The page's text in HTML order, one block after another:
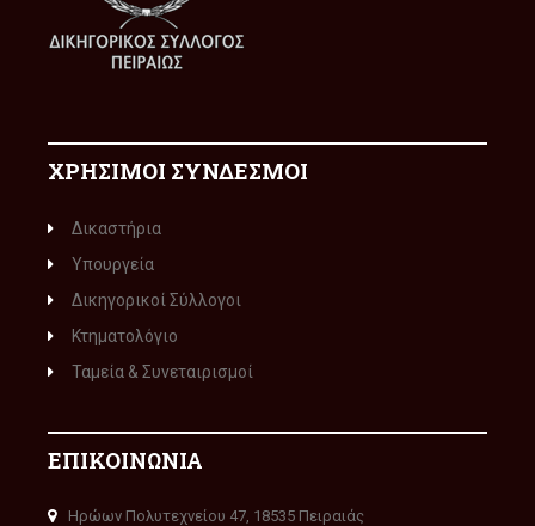
ΧΡΗΣΙΜΟΙ ΣΥΝΔΕΣΜΟΙ
Δικαστήρια
Υπουργεία
Δικηγορικοί Σύλλογοι
Κτηματολόγιο
Ταμεία & Συνεταιρισμοί
ΕΠΙΚΟΙΝΩΝΙΑ
Ηρώων Πολυτεχνείου 47, 18535 Πειραιάς